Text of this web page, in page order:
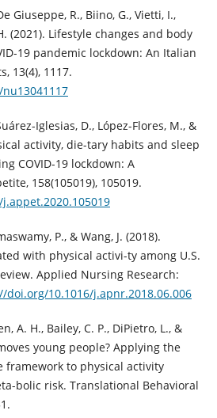
Giuseppe, R., Biino, G., Vietti, I.,
(2021). Lifestyle changes and body
19 pandemic lockdown: An Italian
13(4), 1117.
Iglesias, D., López-Flores, M., &
activity, die-tary habits and sleep
COVID-19 lockdown: A
158(105019), 105019.
P., & Wang, J. (2018).
with physical activi-ty among U.S.
Applied Nursing Research:
doi.org/10.1016/j.apnr.2018.06.006
A. H., Bailey, C. P., DiPietro, L., &
young people? Applying the
to physical activity
bolic risk. Translational Behavioral